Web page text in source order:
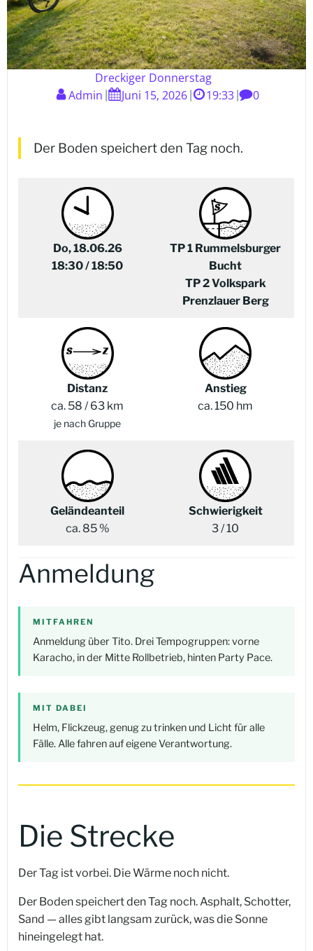
Dreckiger Donnerstag
Admin
Juni 15, 2026 19:33 0
Der Boden speichert den Tag noch.
Do, 18.06.26
18:30 / 18:50
TP 1 Rummelsburger
Bucht
TP 2 Volkspark
Prenzlauer Berg
Distanz
ca. 58 / 63 km
je nach Gruppe
Anstieg
ca. 150 hm
Geländeanteil
ca. 85 %
Schwierigkeit
3 / 10
Anmeldung
MITFAHREN
Anmeldung über Tito. Drei Tempogruppen: vorne
Karacho, in der Mitte Rollbetrieb, hinten Party Pace.
MIT DABEI
Helm, Flickzeug, genug zu trinken und Licht für alle
Fälle. Alle fahren auf eigene Verantwortung.
Die Strecke
Der Tag ist vorbei. Die Wärme noch nicht.
Der Boden speichert den Tag noch. Asphalt, Schotter,
Sand — alles gibt langsam zurück, was die Sonne
hineingelegt hat.